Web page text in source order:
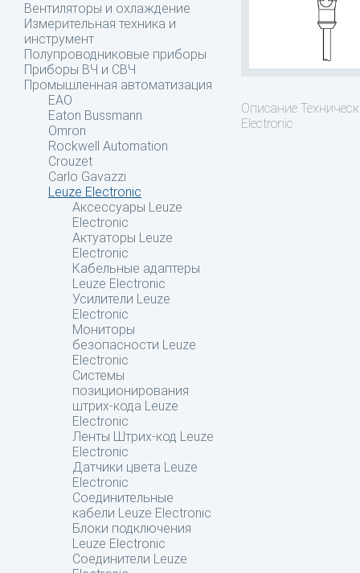
Вентиляторы и охлаждение
Измерительная техника и
инструмент
Полупроводниковые приборы
Приборы ВЧ и СВЧ
Промышленная автоматизация
EAO
Eaton Bussmann
Omron
Rockwell Automation
Crouzet
Carlo Gavazzi
Leuze Electronic
Аксессуары Leuze
Electronic
Актуаторы Leuze
Electronic
Кабельные адаптеры
Leuze Electronic
Усилители Leuze
Electronic
Мониторы
безопасности Leuze
Electronic
Системы
позиционирования
штрих-кода Leuze
Electronic
Ленты Штрих-код Leuze
Electronic
Датчики цвета Leuze
Electronic
Соединительные
кабели Leuze Electronic
Блоки подключения
Leuze Electronic
Соединители Leuze
Описание
Electronic